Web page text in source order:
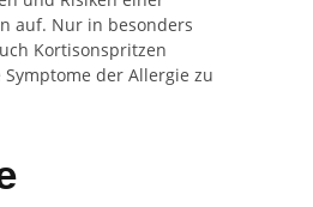
auf. Nur in besonders
Kortisonspritzen
der Allergie zu